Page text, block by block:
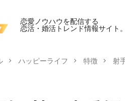
恋愛ノウハウを配信する
恋活・婚活トレンド情報サイト。
ハッピーライフ 特徴 射